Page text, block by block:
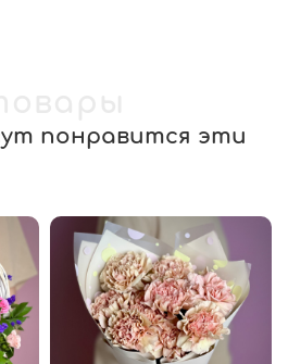
понравится эти